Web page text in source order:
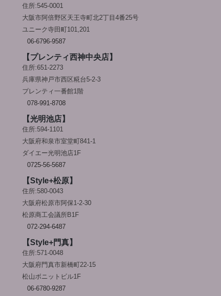
住所:545-0001
大阪市阿倍野区天王寺町北2丁目4番25号
ユニーク寺田町101,201
06-6796-9587
【プレンティ西神中央店】
住所:651-2273
兵庫県神戸市西区糀台5-2-3
プレンティ一番館1階
078-991-8708
【光明池店】
住所:594-1101
大阪府和泉市室堂町841-1
ダイエー光明池店1F
0725-56-5687
【Style+松原】
住所:580-0043
大阪府松原市阿保1-2-30
松原商工会議所B1F
072-294-6487
【Style+門真】
住所:571-0048
大阪府門真市新橋町22-15
松山ボニットビル1F
06-6780-9287